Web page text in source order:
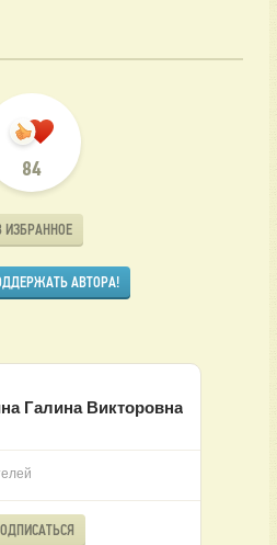
84
ИЗБРАННОЕ
АВТОРА!
Галина Викторовна